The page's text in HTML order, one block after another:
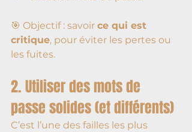
🎯 Objectif : savoir ce qui est
critique, pour éviter les pertes ou
les fuites.
2. Utiliser des mots de
passe solides (et différents)
C’est l’une des failles les plus